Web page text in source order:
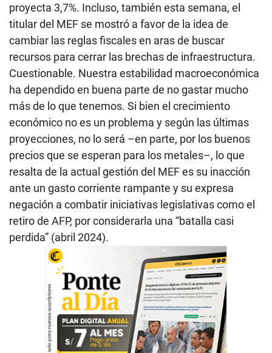
proyecta 3,7%. Incluso, también esta semana, el
titular del MEF se mostró a favor de la idea de
cambiar las reglas fiscales en aras de buscar
recursos para cerrar las brechas de infraestructura.
Cuestionable. Nuestra estabilidad macroeconómica
ha dependido en buena parte de no gastar mucho
más de lo que tenemos. Si bien el crecimiento
económico no es un problema y según las últimas
proyecciones, no lo será –en parte, por los buenos
precios que se esperan para los metales–, lo que
resalta de la actual gestión del MEF es su inacción
ante un gasto corriente rampante y su expresa
negación a combatir iniciativas legislativas como el
retiro de AFP, por considerarla una “batalla casi
perdida” (abril 2024).